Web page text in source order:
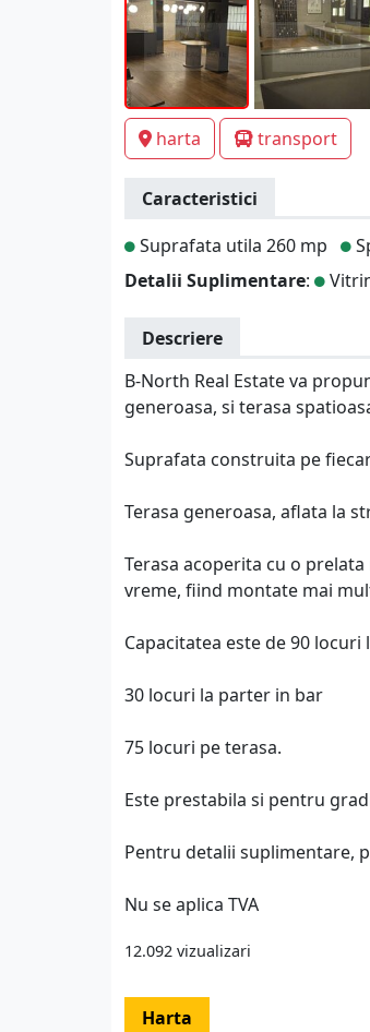
harta transport
Caracteristici
Suprafata utila 260 mp
Detalii Suplimentare:
Descriere
B-North Real Estate va
generoasa, si terasa
Suprafata construita pe
Terasa generoasa, aflata la
Terasa acoperita cu o
vreme, fiind montate mai
Capacitatea este de 90 locuri
30 locuri la parter in bar
75 locuri pe terasa.
Este prestabila si pentru
Pentru detalii suplimentare,
Nu se aplica TVA
12.092 vizualizari
Harta